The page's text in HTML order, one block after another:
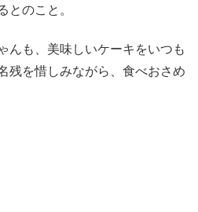
とのこと。
んも、美味しいケーキをいつも
残を惜しみながら、食べおさめ